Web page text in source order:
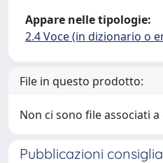
Appare nelle tipologie:
2.4 Voce (in dizionario o
File in questo prodotto:
Non ci sono file associati
Pubblicazioni